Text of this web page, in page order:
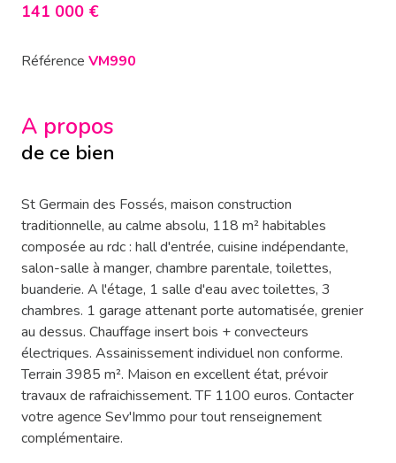
141 000 €
Référence VM990
A propos
de ce bien
St Germain des Fossés, maison construction
traditionnelle, au calme absolu, 118 m² habitables
composée au rdc : hall d'entrée, cuisine indépendante,
salon-salle à manger, chambre parentale, toilettes,
buanderie. A l'étage, 1 salle d'eau avec toilettes, 3
chambres. 1 garage attenant porte automatisée, grenier
au dessus. Chauffage insert bois + convecteurs
électriques. Assainissement individuel non conforme.
Terrain 3985 m². Maison en excellent état, prévoir
travaux de rafraichissement. TF 1100 euros. Contacter
votre agence Sev'Immo pour tout renseignement
complémentaire.